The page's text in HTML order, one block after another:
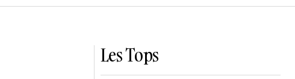
Les Tops